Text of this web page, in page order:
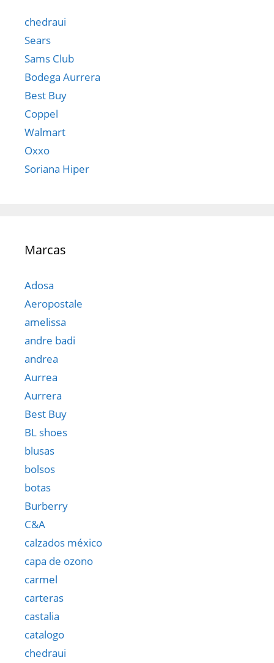
chedraui
Sears
Sams Club
Bodega Aurrera
Best Buy
Coppel
Walmart
Oxxo
Soriana Hiper
Marcas
Adosa
Aeropostale
amelissa
andre badi
andrea
Aurrea
Aurrera
Best Buy
BL shoes
blusas
bolsos
botas
Burberry
C&A
calzados méxico
capa de ozono
carmel
carteras
castalia
catalogo
chedraui